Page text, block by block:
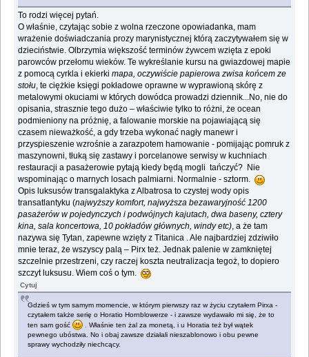
To rodzi więcej pytań.
O właśnie, czytając sobie z wolna rzeczone opowiadanka, mam
wrażenie doświadczania prozy marynistycznej którą zaczytywałem się w
dzieciństwie. Olbrzymia większość terminów żywcem wzięta z epoki
parowców przełomu wieków. Te wykreślanie kursu na gwiazdowej mapie
z pomocą cyrkla i ekierki mapa, oczywiście papierowa zwisa końcem ze
stołu , te ciężkie księgi pokładowe oprawne w wyprawioną skórę z
metalowymi okuciami w których dowódca prowadzi dziennik...No, nie do
opisania, strasznie tego dużo – właściwie tylko to różni, że ocean
podmieniony na próżnię, a falowanie morskie na pojawiającą się
czasem nieważkość, a gdy trzeba wykonać nagły manewr i
przyspieszenie wzrośnie a zarazpotem hamowanie - pomijając pomruk z
maszynowni, tłuką się zastawy i porcelanowe serwisy w kuchniach
restauracji a pasażerowie pytają kiedy będą mogli tańczyć? Nie
wspominając o marnych losach palmiarni. Normalnie - sztorm.
Opis luksusów transgalaktyka z Albatrosa to czystej wody opis
transatlantyku (najwyższy komfort, najwyższa bezawaryjność 1200
pasażerów w pojedynczych i podwójnych kajutach, dwa baseny, cztery
kina, sala koncertowa, 10 pokładów głównych, windy etc) , a że tam
nazywa się Tytan, zapewne wzięty z Titanica . Ale najbardziej zdziwiło
mnie teraz, że wszyscy palą – Pirx też. Jednak palenie w zamkniętej
szczelnie przestrzeni, czy raczej koszta neutralizacja tegoż, to dopiero
szczyt luksusu. Wiem coś o tym.
Cytuj
Gdzieś w tym samym momencie, w którym pierwszy raz w życiu czytałem Pirxa -
czytałem także serię o Horatio Hornblowerze - i zawsze wydawało mi się, że to
ten sam gość
. Właśnie ten żal za monetą, i u Horatia też był wątek
pewnego ubóstwa. No i obaj zawsze działali nieszablonowo i obu pewne
sprawy wychodziły niechcący.